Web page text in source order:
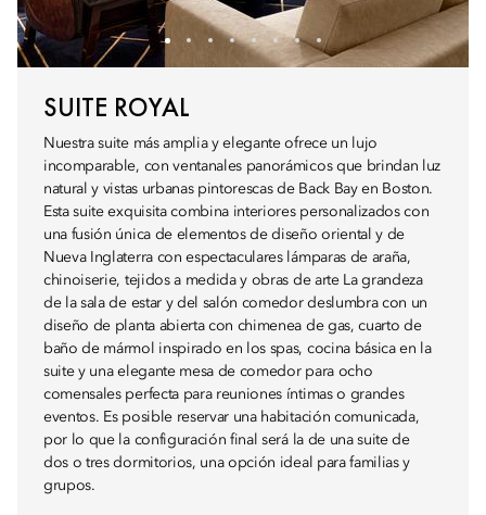
SUITE ROYAL
Nuestra suite más amplia y elegante ofrece un lujo
incomparable, con ventanales panorámicos que brindan luz
natural y vistas urbanas pintorescas de Back Bay en Boston.
Esta suite exquisita combina interiores personalizados con
una fusión única de elementos de diseño oriental y de
Nueva Inglaterra con espectaculares lámparas de araña,
chinoiserie, tejidos a medida y obras de arte La grandeza
de la sala de estar y del salón comedor deslumbra con un
diseño de planta abierta con chimenea de gas, cuarto de
baño de mármol inspirado en los spas, cocina básica en la
suite y una elegante mesa de comedor para ocho
comensales perfecta para reuniones íntimas o grandes
eventos. Es posible reservar una habitación comunicada,
por lo que la configuración final será la de una suite de
dos o tres dormitorios, una opción ideal para familias y
grupos.